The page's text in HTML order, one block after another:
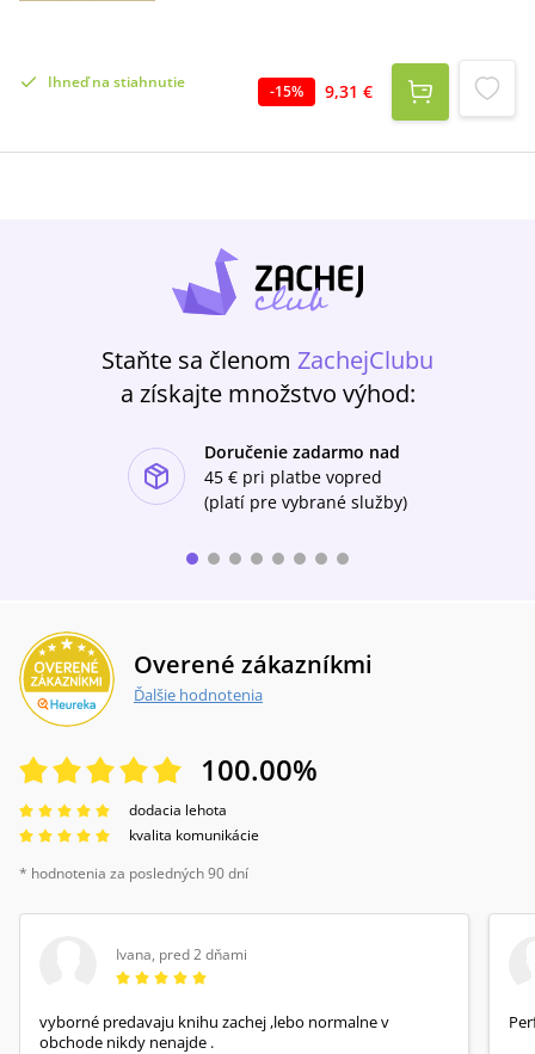
tolik času, kolik by si přáli, a proto musí pro
ratolesti najmout paní na hlídání. Jako
zázrakem se u dveří objeví Mary Poppinsová,
však není radno žertovat, ale i bytost plná
Ihneď na stiahnutie -15% 9,31 €
Staňte sa členom ZachejClubu
a získajte množstvo výhod:
Doručenie zadarmo nad
45 € pri platbe vopred
(platí pre vybrané služby)
Overené zákazníkmi
Ďalšie hodnotenia
100.00%
dodacia lehota
kvalita komunikácie
* hodnotenia za posledných 90 dní
Ivana, pred 2 dňami
vyborné predavaju knihu zachej ,lebo normalne v
obchode nikdy nenajde .